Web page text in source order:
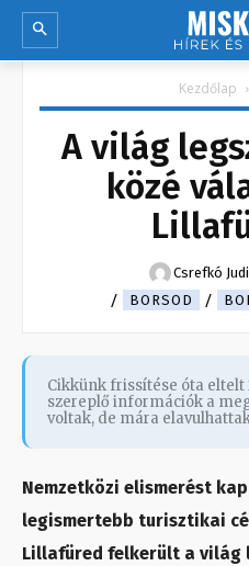
Kezdőlap
A világ
közé
Csrefkó
BORSOD
Cikkünk frissítése óta eltelt
szereplő információk a
voltak, de mára
Nemzetközi elismerést
legismertebb turisztikai
Lillafüred felkerült a világ